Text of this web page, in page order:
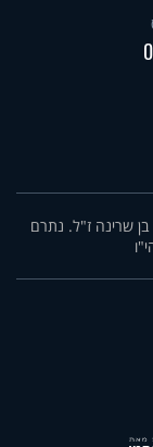
בן שרינה ז"ל. נתרם